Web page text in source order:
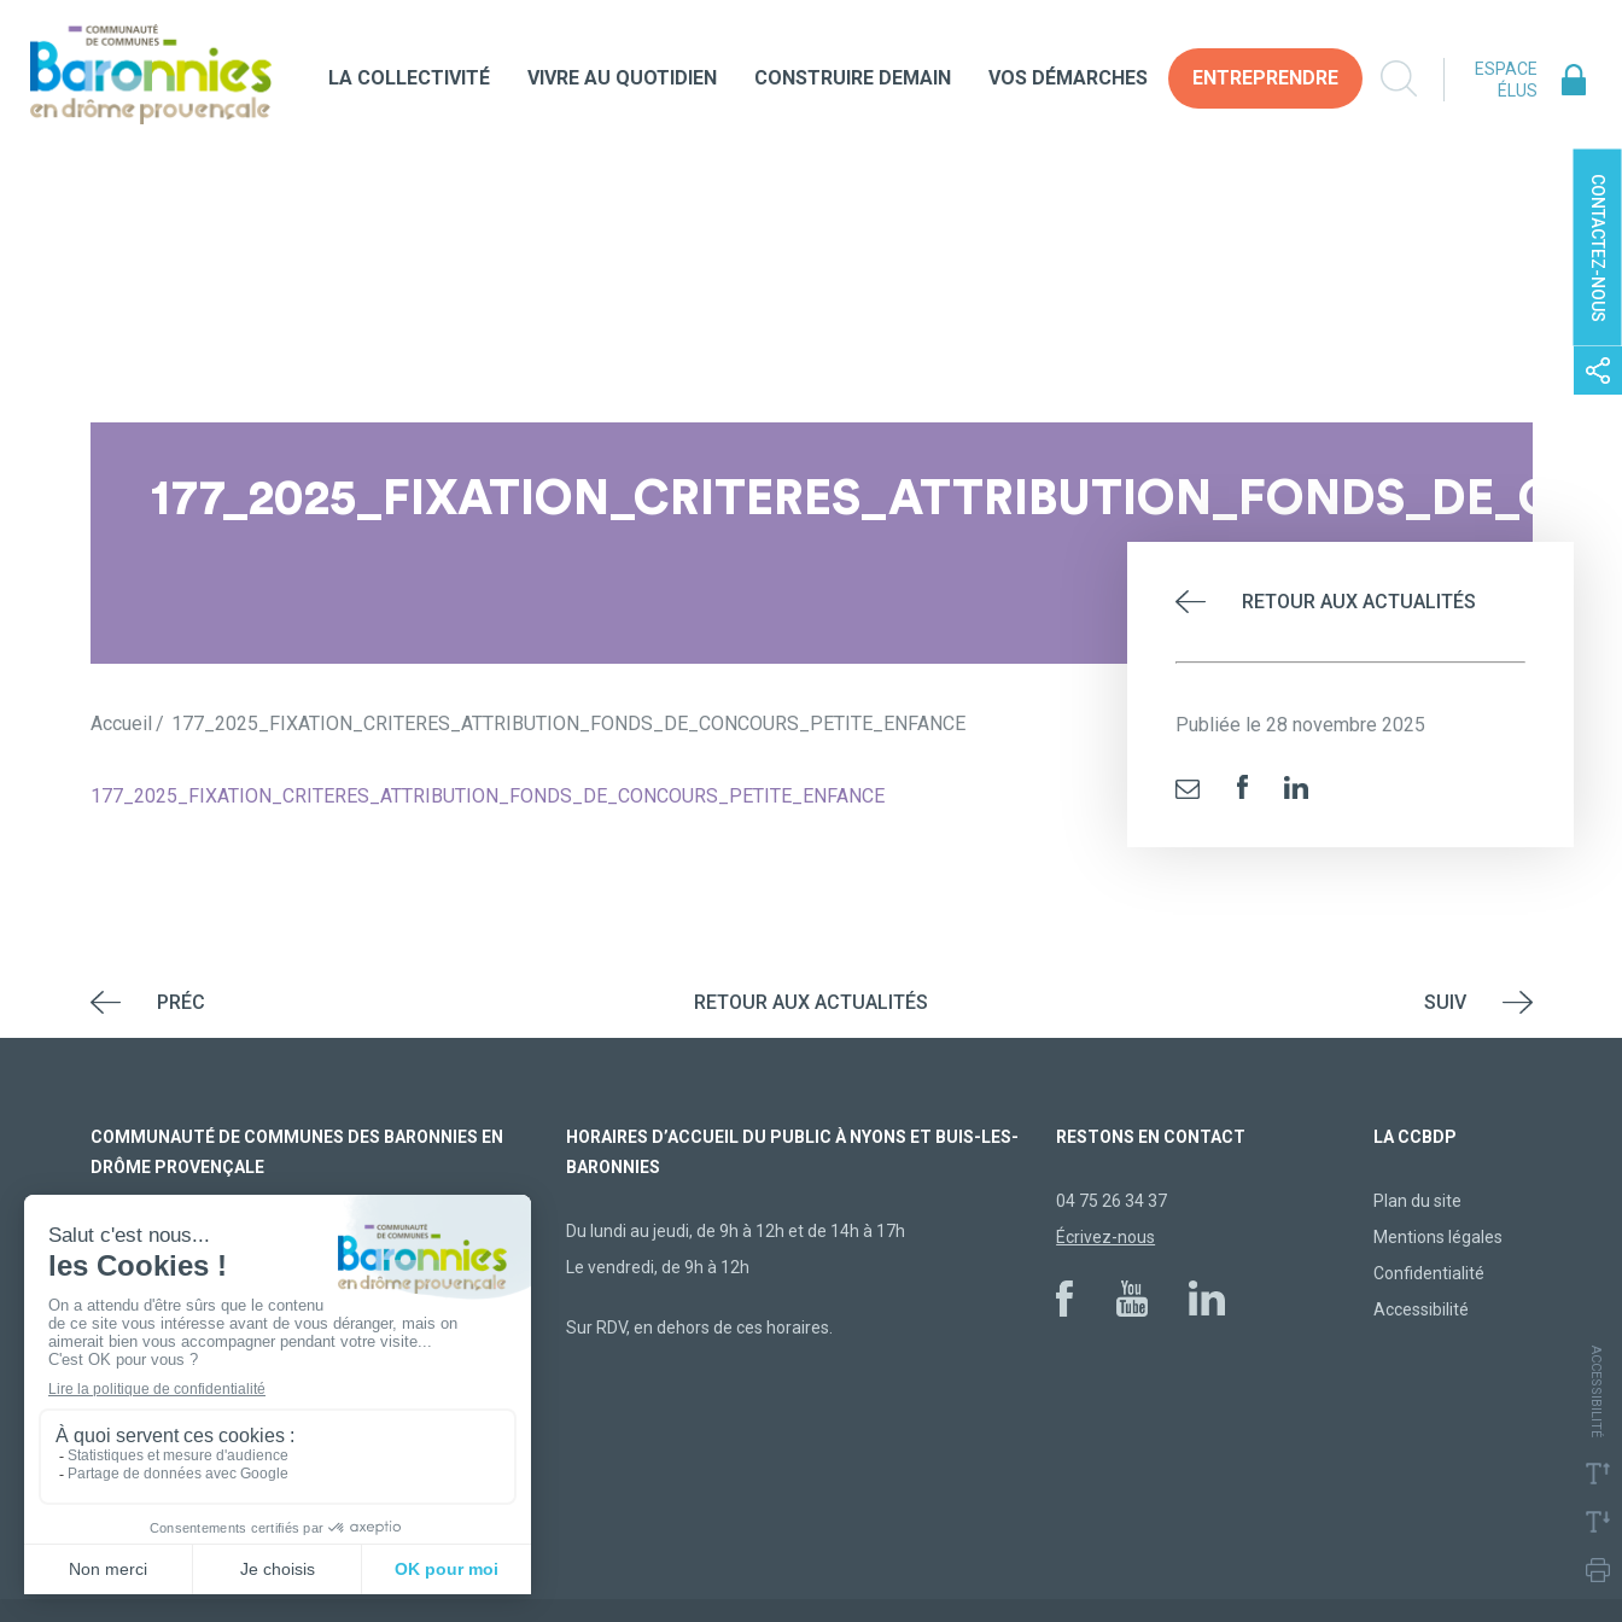
LA COLLECTIVITÉ VIVRE AU QUOTIDIEN CONSTRUIRE DEMAIN VOS DÉMARCHES ENTREPRENDRE
ESPACE
ÉLUS
CONTACTEZ-NOUS
Accueil 177_2025_FIXATION_CRITERES_ATTRIBUTION_FONDS_DE_CONCOURS_PETITE_ENFANCE
RETOUR AUX ACTUALITÉS
Publiée le 28 novembre 2025
177_2025_FIXATION_CRITERES_ATTRIBUTION_FONDS_DE_CONCOURS_PETITE_ENFANCE
PRÉC RETOUR AUX ACTUALITÉS SUIV
COMMUNAUTÉ DE COMMUNES DES BARONNIES EN
DRÔME PROVENÇALE
SIÈGE SOCIAL
170 rue Ferdinand Fert
Les Laurons – CS 30005
26110 Nyons
ANTENNE DE BUIS-LES-BARONNIES
19 boulevard Aristide Briand
26170 Buis-Les-Baronnies
HORAIRES D’ACCUEIL DU PUBLIC À NYONS ET BUIS-LES-
BARONNIES
Du lundi au jeudi, de 9h à 12h et de 14h à 17h
Le vendredi, de 9h à 12h
Sur RDV, en dehors de ces horaires.
RESTONS EN CONTACT
04 75 26 34 37
Écrivez-nous
LA CCBDP
Plan du site
Mentions légales
Confidentialité
Accessibilité
ACCESSIBILITÉ